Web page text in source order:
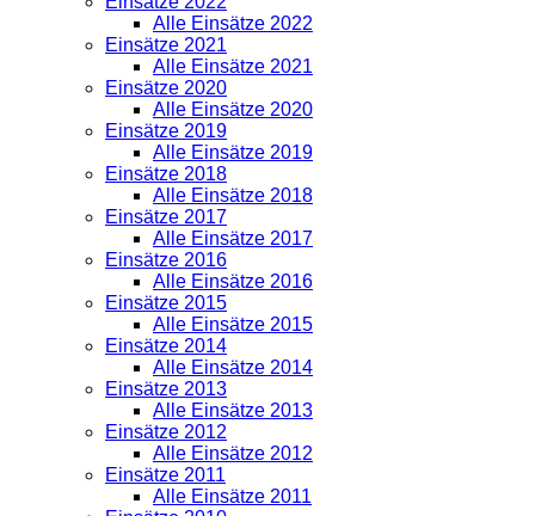
Alle Einsätze 2022
Einsätze 2021
Alle Einsätze 2021
Einsätze 2020
Alle Einsätze 2020
Einsätze 2019
Alle Einsätze 2019
Einsätze 2018
Alle Einsätze 2018
Einsätze 2017
Alle Einsätze 2017
Einsätze 2016
Alle Einsätze 2016
Einsätze 2015
Alle Einsätze 2015
Einsätze 2014
Alle Einsätze 2014
Einsätze 2013
Alle Einsätze 2013
Einsätze 2012
Alle Einsätze 2012
Einsätze 2011
Alle Einsätze 2011